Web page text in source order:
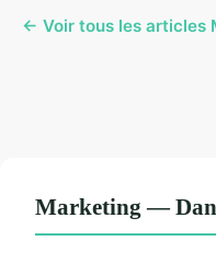
← Voir tous les articles
Marketing —